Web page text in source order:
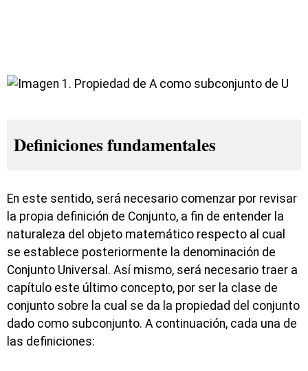
Definiciones fundamentales
En este sentido, será necesario comenzar por revisar
la propia definición de Conjunto, a fin de entender la
naturaleza del objeto matemático respecto al cual
se establece posteriormente la denominación de
Conjunto Universal. Así mismo, será necesario traer a
capítulo este último concepto, por ser la clase de
conjunto sobre la cual se da la propiedad del conjunto
dado como subconjunto. A continuación, cada una de
las definiciones: